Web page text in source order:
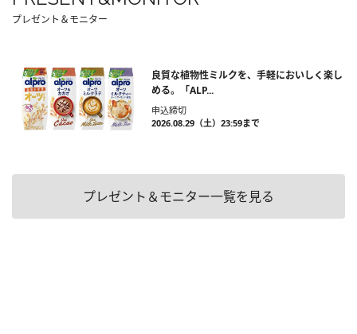
プレゼント＆モニター
良質な植物性ミルクを、手軽においしく楽し
める。「ALP...
申込締切
2026.08.29（土）23:59まで
プレゼント＆モニター一覧を見る